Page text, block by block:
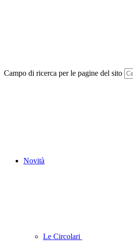
Campo di ricerca per le pagine del sito
Novità
Le Circolari